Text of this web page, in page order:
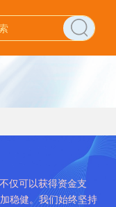
仅可以获得资金支
稳健。我们始终坚持